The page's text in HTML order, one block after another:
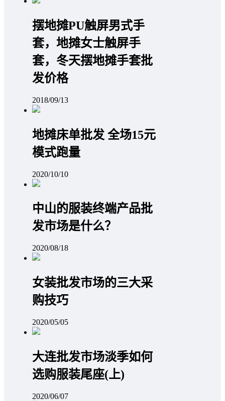
摆地摊PU触屏男式手
套，地摊女士触屏手
套，冬天摆地摊手套批
发价格
2018/09/13
地摊床单批发 全场15元
模式跑量
2020/10/10
中山的服装终端产品批
发市场是什么？
2020/08/18
女装批发市场的三大采
购技巧
2020/05/05
大连批发市场淡季如何
选购服装尾座(上)
2020/06/07